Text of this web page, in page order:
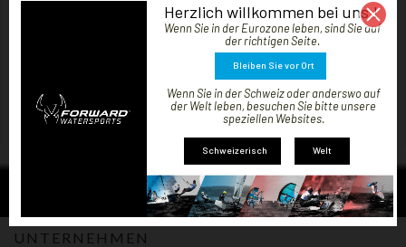
UNTERNEHMEN
Herzlich willkommen bei uns !
Wenn Sie in der Schweiz oder anderswo auf
der Welt leben, besuchen Sie bitte unsere
speziellen Websites.
Wenn Sie in der Eurozone leben, sind Sie auf
der richtigen Seite.
Schweizerisch Welt
Bleiben Sie vor Ort